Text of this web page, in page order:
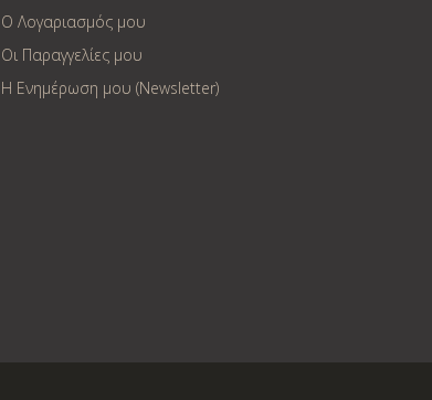
Ο Λογαριασμός μου
Οι Παραγγελίες μου
Η Ενημέρωση μου (Newsletter)